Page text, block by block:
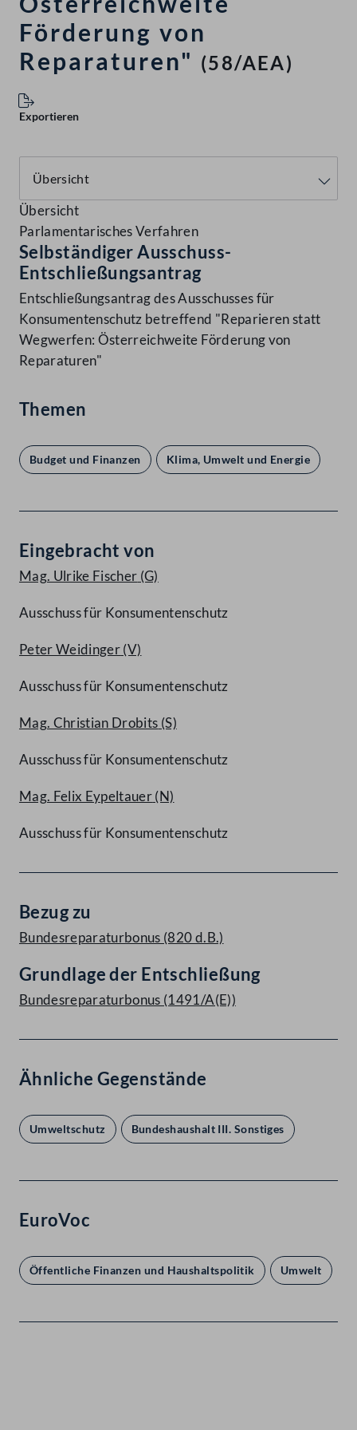
Förderung von
Reparaturen" (58/AEA)
Exportieren
Übersicht
Parlamentarisches Verfahren
Selbständiger Ausschuss-
Entschließungsantrag
Entschließungsantrag des Ausschusses für
Konsumentenschutz betreffend "Reparieren statt
Wegwerfen: Österreichweite Förderung von
Reparaturen"
Themen
Budget und Finanzen Klima, Umwelt und Energie
Eingebracht von
Mag. Ulrike Fischer (G)
Ausschuss für Konsumentenschutz
Peter Weidinger(V)
Ausschuss für Konsumentenschutz
Mag. Christian Drobits (S)
Ausschuss für Konsumentenschutz
Mag. Felix Eypeltauer(N)
Ausschuss für Konsumentenschutz
Bezug zu
Bundesreparaturbonus (820 d.B.)
Grundlage der Entschließung
Bundesreparaturbonus (1491/A(E))
Ähnliche Gegenstände
Umweltschutz Bundeshaushalt III. Sonstiges
EuroVoc
Öffentliche Finanzen und Haushaltspolitik Umwelt